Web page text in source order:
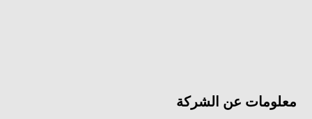
معلومات عن الشركة